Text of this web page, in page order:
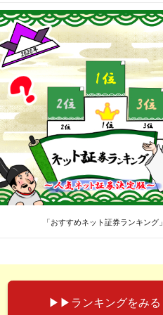
「おすすめネット証券ランキング」
▶︎▶︎ランキングをみる